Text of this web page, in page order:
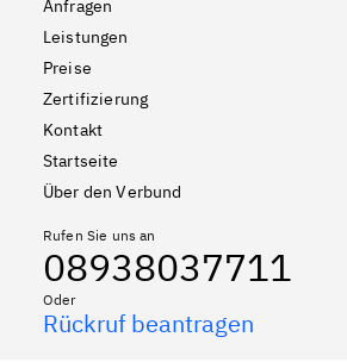
Anfragen
Leistungen
Preise
Zertifizierung
Kontakt
Startseite
Über den Verbund
Rufen Sie uns an
08938037711
Oder
Rückruf beantragen